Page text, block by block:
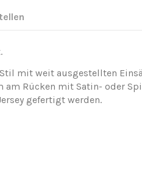
mit weit ausgestellten
Rücken mit Satin- oder
gefertigt werden.